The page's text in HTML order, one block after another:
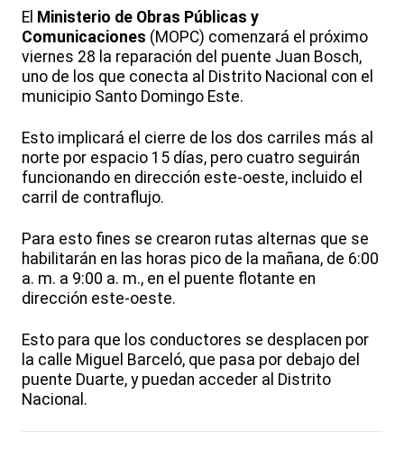
El Ministerio de Obras Públicas y
Comunicaciones (MOPC) comenzará el próximo
viernes 28 la reparación del puente Juan Bosch,
uno de los que conecta al Distrito Nacional con el
municipio Santo Domingo Este.
Esto implicará el cierre de los dos carriles más al
norte por espacio 15 días, pero cuatro seguirán
funcionando en dirección este-oeste, incluido el
carril de contraflujo.
Para esto fines se crearon rutas alternas que se
habilitarán en las horas pico de la mañana, de 6:00
a. m. a 9:00 a. m., en el puente flotante en
dirección este-oeste.
Esto para que los conductores se desplacen por
la calle Miguel Barceló, que pasa por debajo del
puente Duarte, y puedan acceder al Distrito
Nacional.